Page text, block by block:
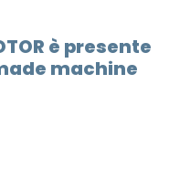
è presente
machine